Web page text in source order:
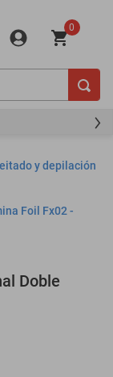
0
y depilación
Foil Fx02 -
Doble